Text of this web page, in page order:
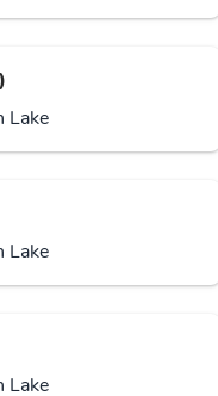
Lake
Lake
Lake